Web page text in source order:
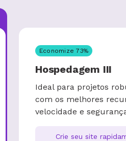
Economize73%
Hospedagem III
Ideal para projetos
com os melhores
velocidade e
Crie seu site